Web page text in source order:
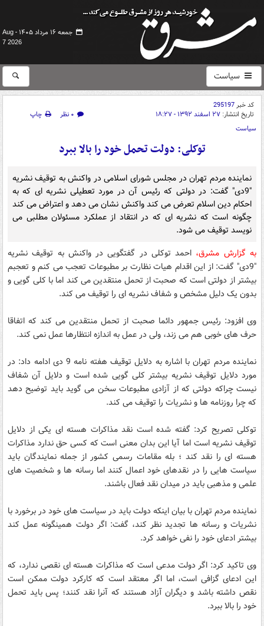
جمعه ۱۶ مرداد ۱۴۰۵ -
Aug
7 2026
سیاست
کد خبر295197
تاریخ انتشار: ۲۷ اسفند ۱۳۹۲ - ۱۸:۲۷ ۰ نظر
چاپ
سیاست
توکلی: دولت تحمل خود را بالا ببرد
نماینده مردم تهران در مجلس شورای اسلامی در واکنش به توقیف نشریه
"9دی" گفت: در دولتی که رئیس آن در مورد تعطیلی نشریه ای که به
احکام دین اسلام تعرض می کند واکنش نشان می دهد و اعتراض می کند
چگونه است که نشریه ای که در انتقاد از عملکرد مسئولان مطلبی می
نویسد توقیف می شود.
به گزارش مشرق، احمد توکلی در گفتگویی در واکنش به توقیف نشریه
"9دی" گفت: از این اقدام هیات نظارت بر مطبوعات تعجب می کنم و تعجبم
بیشتر از دولتی است که صحبت از تحمل منتقدین می کند اما با کلی گویی و
بدون یک دلیل مشخص و شفاف نشریه ای را توقیف می کند.
وی افزود: رئیس جمهور دائما صحبت از تحمل منتقدین می کند که اتفاقا
حرف های خوبی هم می زند، ولی در عمل به اندازه انتظارها عمل نمی کند.
نماینده مردم تهران با اشاره به دلایل توقیف هفته نامه 9 دی ادامه داد: در
مورد دلایل توقیف نشریه بیشتر کلی گویی شده است و دلایل آن شفاف
نیست چراکه دولتی که از آزادی مطبوعات سخن می گوید باید توضیح دهد
که چرا روزنامه ها و نشریات را توقیف می کند.
توکلی تصریح کرد: گفته شده است نقد مذاکرات هسته ای یکی از دلایل
توقیف نشریه است اما آیا این بدان معنی است که کسی حق ندارد مذاکرات
هسته ای را نقد کند ؛ بله مقامات رسمی کشور از جمله نمایندگان باید
سیاست هایی را در نقدهای خود اعمال کنند اما رسانه ها و شخصیت های
علمی و مذهبی باید در میدان نقد فعال باشند.
نماینده مردم تهران با بیان اینکه دولت باید در سیاست های خود در برخورد با
نشریات و رسانه ها تجدید نظر کند، گفت: اگر دولت همینگونه عمل کند
بیشتر ادعای خود را نفی خواهد کرد.
وی تاکید کرد: اگر دولت مدعی است که مذاکرات هسته ای نقصی ندارد، که
این ادعای گزافی است، اما اگر معتقد است که کارکرد دولت ممکن است
نقص داشته باشد و دیگران آزاد هستند که آنرا نقد کنند؛ پس باید تحمل
خود را بالا ببرد.